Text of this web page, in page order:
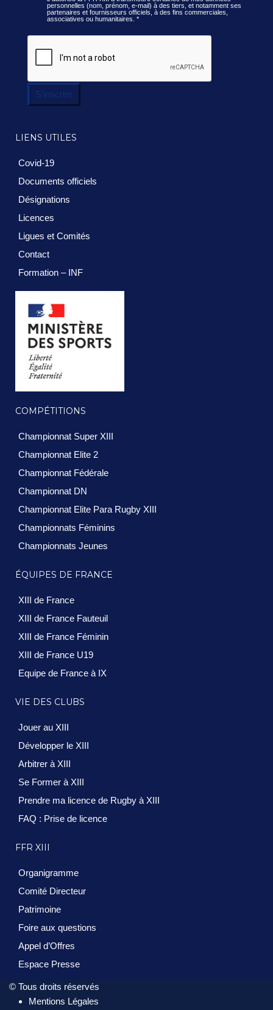
personnelles (nom, prénom, e-mail) à des tiers, et notamment ses
partenaires et fournisseurs officiels, à des fins commerciales,
associatives ou humanitaires. *
S'inscrire
LIENS UTILES
Covid-19
Documents officiels
Désignations
Licences
Ligues et Comités
Contact
Formation – INF
COMPÉTITIONS
Championnat Super XIII
Championnat Elite 2
Championnat Fédérale
Championnat DN
Championnat Elite Para Rugby XIII
Championnats Féminins
Championnats Jeunes
ÉQUIPES DE FRANCE
XIII de France
XIII de France Fauteuil
XIII de France Féminin
XIII de France U19
Equipe de France à IX
VIE DES CLUBS
Jouer au XIII
Développer le XIII
Arbitrer à XIII
Se Former à XIII
Prendre ma licence de Rugby à XIII
FAQ : Prise de licence
FFR XIII
Organigramme
Comité Directeur
Patrimoine
Foire aux questions
Appel d’Offres
Espace Presse
© Tous droits réservés
Mentions Légales